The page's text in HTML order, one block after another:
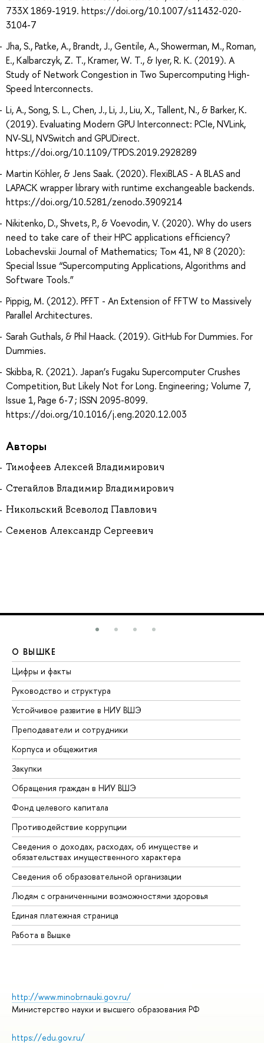
733X 1869-1919. https://doi.org/10.1007/s11432-020-
3104-7
Jha, S., Patke, A., Brandt, J., Gentile, A., Showerman, M., Roman,
E., Kalbarczyk, Z. T., Kramer, W. T., & Iyer, R. K. (2019). A
Study of Network Congestion in Two Supercomputing High-
Speed Interconnects.
Li, A., Song, S. L., Chen, J., Li, J., Liu, X., Tallent, N., & Barker, K.
(2019). Evaluating Modern GPU Interconnect: PCIe, NVLink,
NV-SLI, NVSwitch and GPUDirect.
https://doi.org/10.1109/TPDS.2019.2928289
Martin Köhler, & Jens Saak. (2020). FlexiBLAS - A BLAS and
LAPACK wrapper library with runtime exchangeable backends.
https://doi.org/10.5281/zenodo.3909214
Nikitenko, D., Shvets, P., & Voevodin, V. (2020). Why do users
need to take care of their HPC applications efficiency?
Lobachevskii Journal of Mathematics; Том 41, № 8 (2020):
Special Issue “Supercomputing Applications, Algorithms and
Software Tools.”
Pippig, M. (2012). PFFT - An Extension of FFTW to Massively
Parallel Architectures.
Sarah Guthals, & Phil Haack. (2019). GitHub For Dummies. For
Dummies.
Skibba, R. (2021). Japan’s Fugaku Supercomputer Crushes
Competition, But Likely Not for Long. Engineering ; Volume 7,
Issue 1, Page 6-7 ; ISSN 2095-8099.
https://doi.org/10.1016/j.eng.2020.12.003
Авторы
Тимофеев Алексей Владимирович
Стегайлов Владимир Владимирович
Никольский Всеволод Павлович
Семенов Александр Сергеевич
О ВЫШКЕ
Цифры и факты
Руководство и структура
Устойчивое развитие в НИУ ВШЭ
Преподаватели и сотрудники
Корпуса и общежития
Закупки
Обращения граждан в НИУ ВШЭ
Фонд целевого капитала
Противодействие коррупции
Сведения о доходах, расходах, об имуществе и
обязательствах имущественного характера
Сведения об образовательной организации
Людям с ограниченными возможностями здоровья
Единая платежная страница
Работа в Вышке
http://www.minobrnauki.gov.ru/
Министерство науки и высшего образования РФ
https://edu.gov.ru/